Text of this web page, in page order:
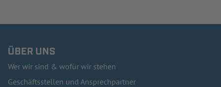
ÜBER UNS
Wer wir sind & wofür wir stehen
Geschäftsstellen und Ansprechpartner